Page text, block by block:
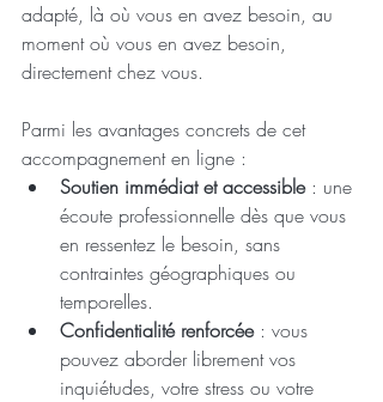
adapté, là où vous en avez besoin, au
moment où vous en avez besoin,
directement chez vous.
Parmi les avantages concrets de cet
accompagnement en ligne :
Soutien immédiat et accessible : une
écoute professionnelle dès que vous
en ressentez le besoin, sans
contraintes géographiques ou
temporelles.
Confidentialité renforcée : vous
pouvez aborder librement vos
inquiétudes, votre stress ou votre